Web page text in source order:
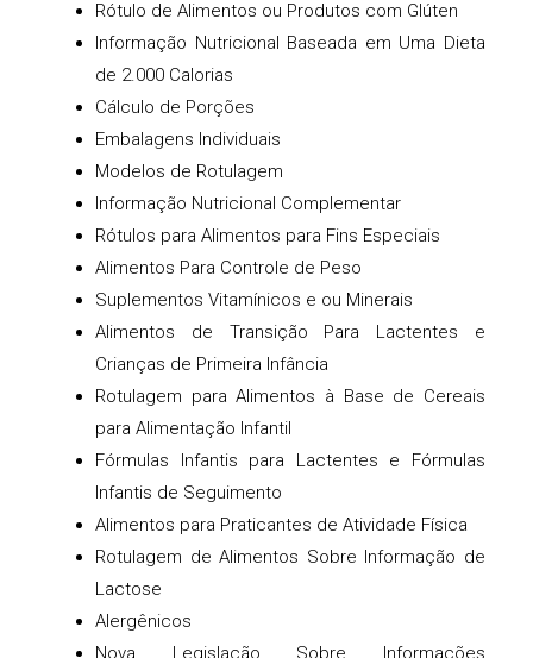
Rótulo de Alimentos ou Produtos com Glúten
Informação Nutricional Baseada em Uma Dieta
de 2.000 Calorias
Cálculo de Porções
Embalagens Individuais
Modelos de Rotulagem
Informação Nutricional Complementar
Rótulos para Alimentos para Fins Especiais
Alimentos Para Controle de Peso
Suplementos Vitamínicos e ou Minerais
Alimentos de Transição Para Lactentes e
Crianças de Primeira Infância
Rotulagem para Alimentos à Base de Cereais
para Alimentação Infantil
Fórmulas Infantis para Lactentes e Fórmulas
Infantis de Seguimento
Alimentos para Praticantes de Atividade Física
Rotulagem de Alimentos Sobre Informação de
Lactose
Alergênicos
Nova Legislação Sobre Informações